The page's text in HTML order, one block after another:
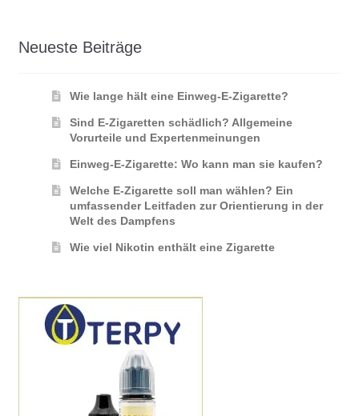
Neueste Beiträge
Wie lange hält eine Einweg-E-Zigarette?
Sind E-Zigaretten schädlich? Allgemeine
Vorurteile und Expertenmeinungen
Einweg-E-Zigarette: Wo kann man sie kaufen?
Welche E-Zigarette soll man wählen? Ein
umfassender Leitfaden zur Orientierung in der
Welt des Dampfens
Wie viel Nikotin enthält eine Zigarette